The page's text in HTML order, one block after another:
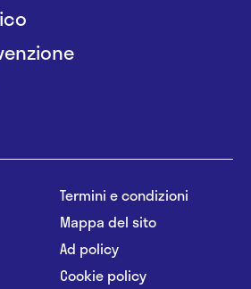
Termini e condizioni
Mappa del sito
Ad policy
Cookie policy